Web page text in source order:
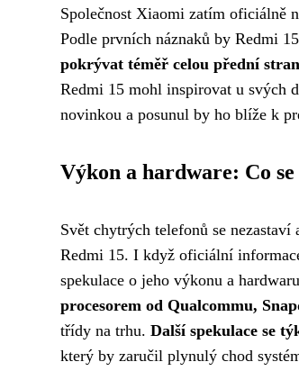
Společnost Xiaomi zatím oficiálně
Podle prvních náznaků by Redmi
pokrývat téměř celou přední
Redmi 15 mohl inspirovat u svých
novinkou a posunul by ho blíže k
Výkon a hardware: Co se
Svět chytrých telefonů se
Redmi 15. I když oficiální
spekulace o jeho výkonu a
procesorem od Qualcommu,
třídy na trhu. Další spekulace se
který by zaručil plynulý chod